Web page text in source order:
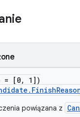
= [0, 1])
powiązana z